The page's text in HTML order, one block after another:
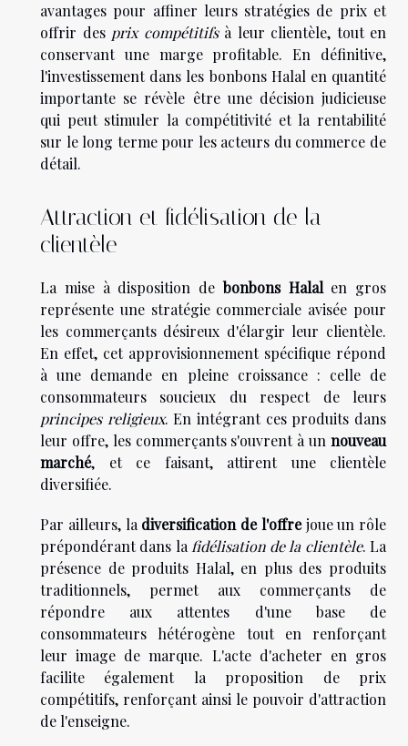
avantages pour affiner leurs stratégies de prix et
offrir des prix compétitifsà leur clientèle, tout en
conservant une marge profitable. En définitive,
l'investissement dans les bonbons Halal en quantité
importante se révèle être une décision judicieuse
qui peut stimuler la compétitivité et la rentabilité
sur le long terme pour les acteurs du commerce de
détail.
Attraction et fidélisation de la
clientèle
La mise à disposition debonbons Halalen gros
représente une stratégie commerciale avisée pour
les commerçants désireux d'élargir leur clientèle.
En effet, cet approvisionnement spécifique répond
à une demande en pleine croissance : celle de
consommateurs soucieux du respect de leurs
principes religieux. En intégrant ces produits dans
leur offre, les commerçants s'ouvrent à un nouveau
marché, et ce faisant, attirent une clientèle
diversifiée.
Par ailleurs, la diversification de l'offrejoue un rôle
prépondérant dans la fidélisation de la clientèle. La
présence de produits Halal, en plus des produits
traditionnels, permet aux commerçants de
répondre aux attentes d'une base de
consommateurs hétérogène tout en renforçant
leur image de marque. L'acte d'acheter en gros
facilite également la proposition de prix
compétitifs, renforçant ainsi le pouvoir d'attraction
de l'enseigne.